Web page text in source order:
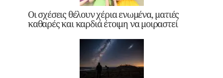
Οι σχέσεις θέλουν χέρια ενωμένα, ματιές
καθαρές και καρδιά έτοιμη να μοιραστεί